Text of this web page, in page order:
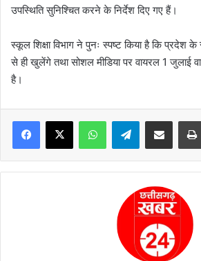
उपस्थिति सुनिश्चित करने के निर्देश दिए गए हैं।
स्कूल शिक्षा विभाग ने पुनः स्पष्ट किया है कि
से ही खुलेंगे तथा सोशल मीडिया पर वायरल 1 जुलाई
है।
Telegram